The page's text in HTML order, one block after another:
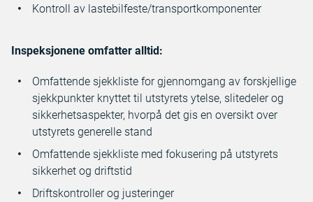
Kontroll av lastebilfeste/transportkomponenter
Inspeksjonene omfatter alltid:
Omfattende sjekkliste for gjennomgang av forskjellige
sjekkpunkter knyttet til utstyrets ytelse, slitedeler og
sikkerhetsaspekter, hvorpå det gis en oversikt over
utstyrets generelle stand
Omfattende sjekkliste med fokusering på utstyrets
sikkerhet og driftstid
Driftskontroller og justeringer